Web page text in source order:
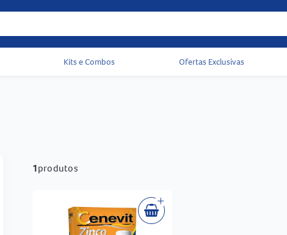
Acessos rápidos do cabeçalho
Kits e Combos Ofertas Exclusivas
1produtos